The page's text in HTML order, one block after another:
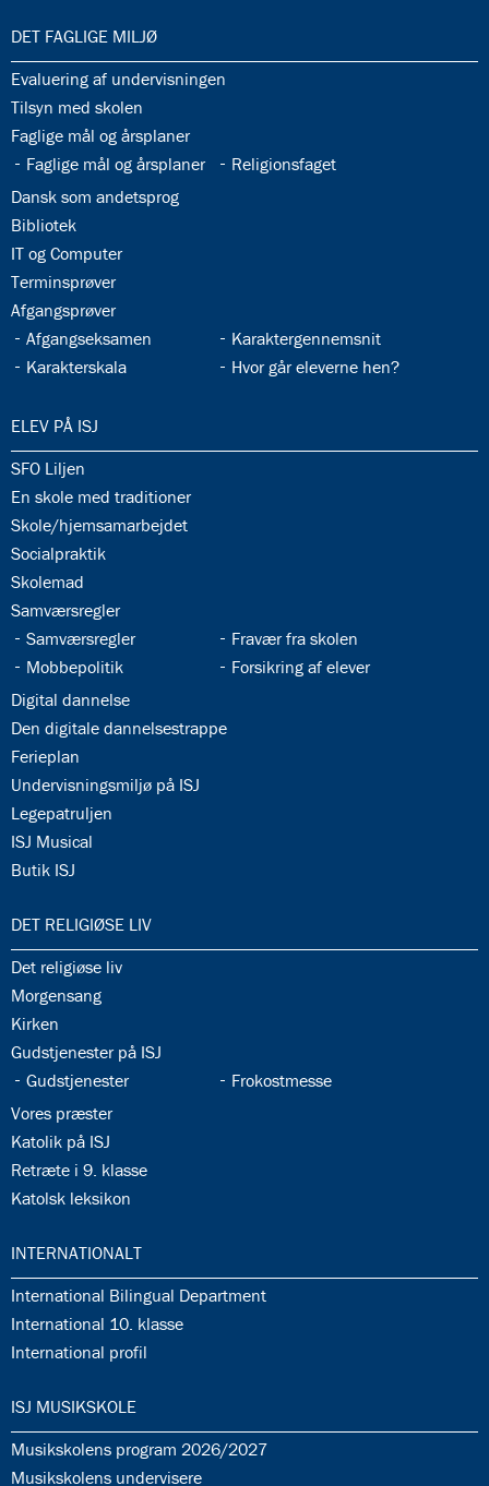
10.
klasse
5.3:
International
profil
6.0:
ISJ
Musikskole
6.1:
Musikskolens
6.2:
Musikskolens
undervisere
6.3:
Tilmeldingprocedure
til
musikskolen
&
betingelser
7.0:
Kontakt
8.0:
Presse
9.0:
Bilingual
Department
33.0:
DET FAGLIGE MILJØ
33.1:
Evaluering af undervisningen
33.2:
Tilsyn med skolen
33.3:
Faglige mål og årsplaner
33.4:
Faglige mål og årsplaner 33.5:
Religionsfaget
33.6:
Dansk som andetsprog
33.7:
Bibliotek
33.8:
IT og Computer
33.9:
Terminsprøver
33.10:
Afgangsprøver
33.11:
Afgangseksamen 33.12:
Karaktergennemsnit
33.13:
Karakterskala 33.14:
Hvor går eleverne hen?
34.0:
ELEV PÅ ISJ
34.1:
SFO Liljen
34.2:
En skole med traditioner
34.3:
Skole/hjemsamarbejdet
34.4:
Socialpraktik
34.5:
Skolemad
34.6:
Samværsregler
34.7:
Samværsregler 34.8:
Fravær fra skolen
34.9:
Mobbepolitik 34.10:
Forsikring af elever
34.11:
Digital dannelse
34.12:
Den digitale dannelsestrappe
34.13:
Ferieplan
34.14:
Undervisningsmiljø på ISJ
34.15:
Legepatruljen
34.16:
ISJ Musical
34.17:
Butik ISJ
35.0:
DET RELIGIØSE LIV
35.1:
Det religiøse liv
35.2:
Morgensang
35.3:
Kirken
35.4:
Gudstjenester på ISJ
35.5:
Gudstjenester 35.6:
Frokostmesse
35.7:
Vores præster
35.8:
Katolik på ISJ
35.9:
Retræte i 9. klasse
35.10:
Katolsk leksikon
36.0:
INTERNATIONALT
36.1:
International Bilingual Department
36.2:
International 10. klasse
36.3:
International profil
37.0:
ISJ MUSIKSKOLE
37.1:
Musikskolens program 2026/2027
37.2:
Musikskolens undervisere